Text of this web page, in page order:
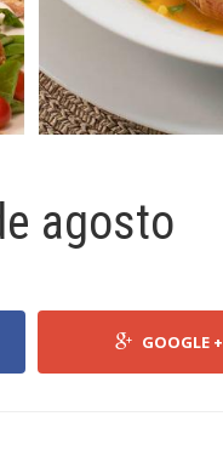
agosto
GOOGLE +